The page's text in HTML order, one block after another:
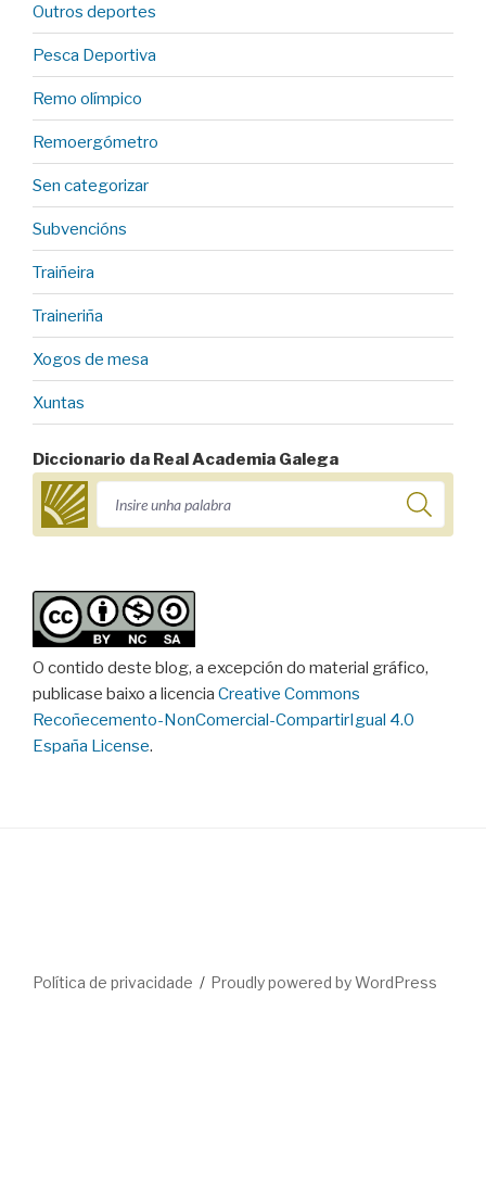
Outros deportes
Pesca Deportiva
Remo olímpico
Remoergómetro
Sen categorizar
Subvencións
Traiñeira
Traineriña
Xogos de mesa
Xuntas
Diccionario da Real Academia Galega
O contido deste blog, a excepción do material gráfico,
publicase baixo a licencia Creative Commons
Recoñecemento-NonComercial-CompartirIgual 4.0
España License.
Política de privacidade Proudly powered by WordPress